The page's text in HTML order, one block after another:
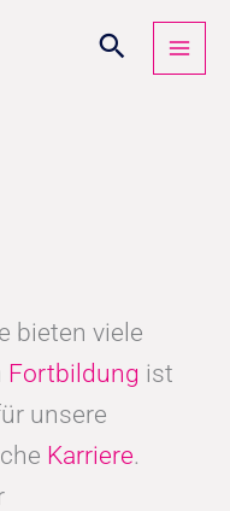
bieten viele
Fortbildung ist
unsere
Karriere.